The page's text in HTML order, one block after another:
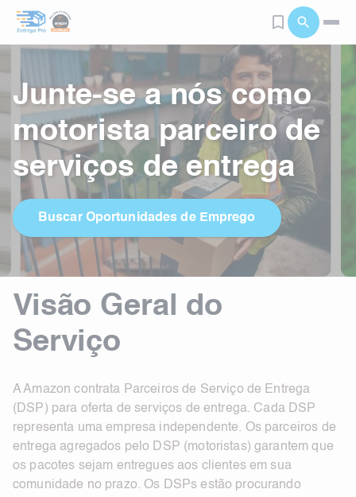
Junte-se a nós como
motorista parceiro de
serviços de entrega
Buscar Oportunidades de Emprego
Visão Geral do
Serviço
A Amazon contrata Parceiros de Serviço de Entrega
(DSP) para oferta de serviços de entrega. Cada DSP
representa uma empresa independente. Os parceiros de
entrega agregados pelo DSP (motoristas) garantem que
os pacotes sejam entregues aos clientes em sua
comunidade no prazo. Os DSPs estão procurando